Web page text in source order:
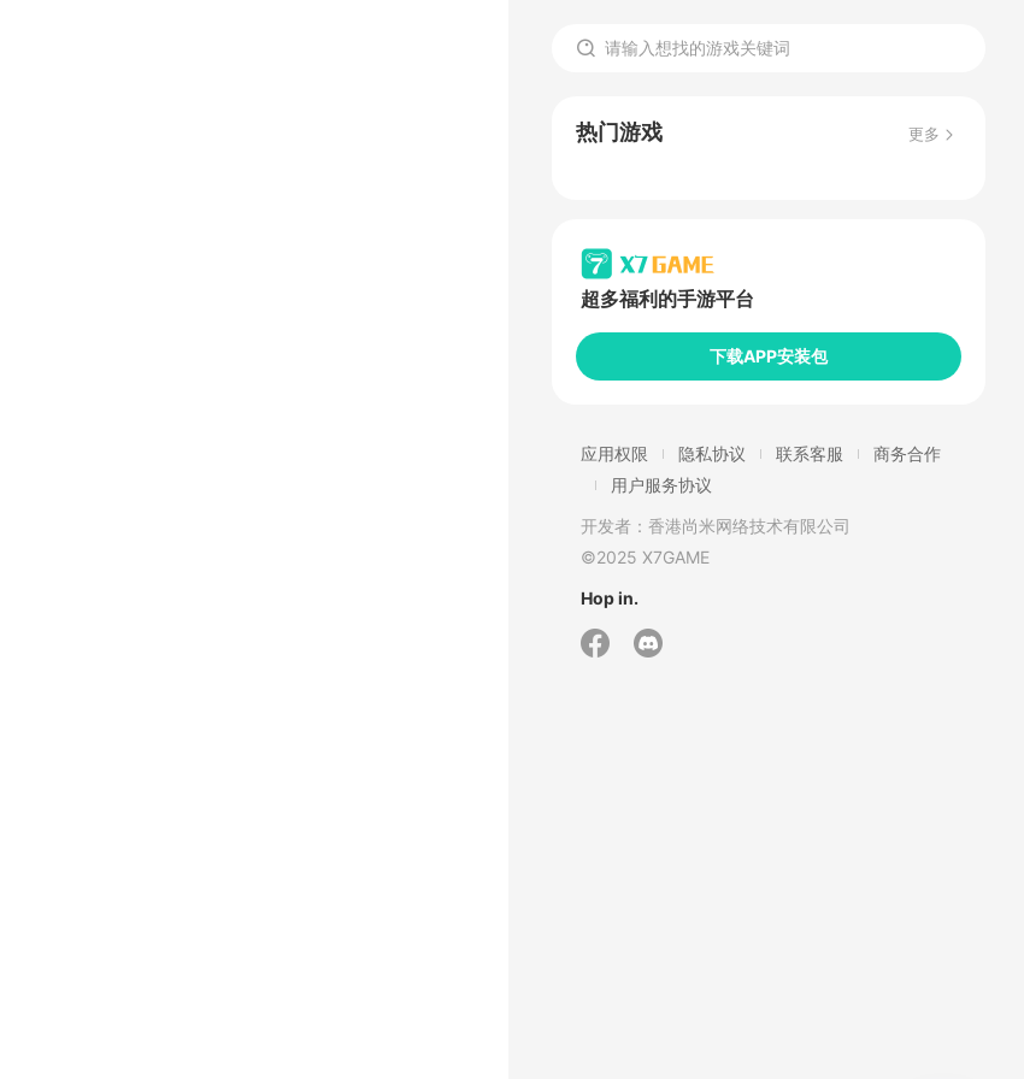
热门游戏 更多
超多福利的手游平台
下载APP安装包
应用权限 隐私协议 联系客服
商务合作
用户服务协议
开发者：香港尚米网络技术有限公司
©2025 X7GAME
Hop in.